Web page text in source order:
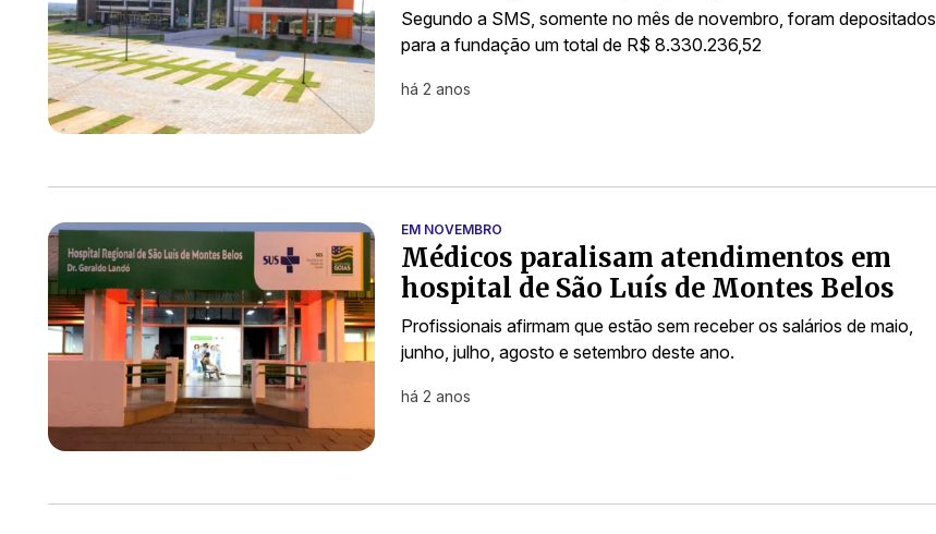
Segundo a SMS, somente no mês de novembro, foram depositados
para a fundação um total de R$ 8.330.236,52
há 2 anos
EM NOVEMBRO
Médicos paralisam atendimentos em
hospital de São Luís de Montes Belos
Profissionais afirmam que estão sem receber os salários de maio,
junho, julho, agosto e setembro deste ano.
há 2 anos